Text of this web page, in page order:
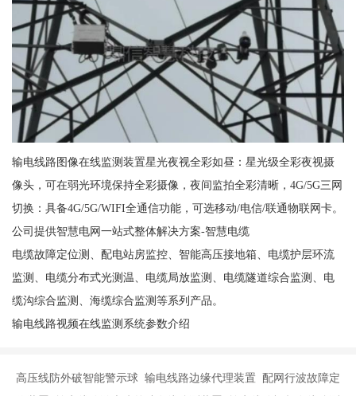
输电线路图像在线监测装置星光夜视全彩如昼：星光级全彩夜视摄
像头，可在弱光环境保持全彩摄像，夜间监拍全彩清晰，4G/5G三网
切换：具备4G/5G/WIFI全通信功能，可选移动/电信/联通物联网卡。
公司提供智慧电网一站式整体解决方案-智慧电缆
电缆故障定位测、配电站房监控、智能高压接地箱、电缆护层环流
监测、电缆分布式光测温、电缆局放监测、电缆隧道综合监测、电
缆沟综合监测、海缆综合监测等系列产品。
输电线路视频在线监测系统参数介绍
高压线防外破智能警示球 输电线路边缘代理装置 配网行波故障定